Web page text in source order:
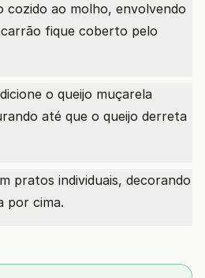
cozido ao molho, envolvendo
fique coberto pelo
o queijo muçarela
até que o queijo derreta
pratos individuais, decorando
por cima.